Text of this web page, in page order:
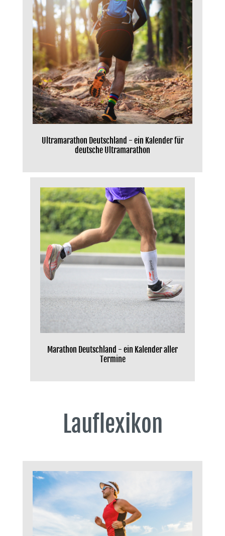
Ultramarathon Deutschland - ein Kalender für
deutsche Ultramarathon
Marathon Deutschland - ein Kalender aller
Termine
Lauflexikon